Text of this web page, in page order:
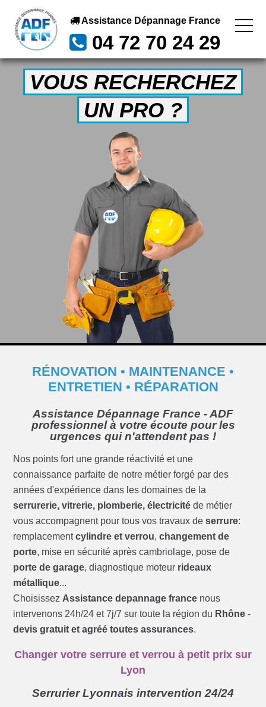
Assistance Dépannage France
04 72 70 24 29
VOUS RECHERCHEZ
UN PRO ?
RÉNOVATION • MAINTENANCE •
ENTRETIEN • RÉPARATION
Assistance Dépannage France -ADF
professionnel à votre écoute pour les
urgences qui n'attendent pas !
Nos points fort une grande réactivité et une
connaissance parfaite de notre métier forgé par des
années d'expérience dans les domaines de la
serrurerie, vitrerie, plomberie, électricité de métier
vous accompagnent pour tous vos travaux deserrure:
remplacementcylindre et verrou,changement de
porte, mise en sécurité après cambriolage, pose de
porte de garage, diagnostique moteur rideaux
métallique...
ChoisissezAssistance depannage france nous
intervenons 24h/24 et 7j/7 sur toute la région du Rhône -
devis gratuit et agréé toutes assurances.
Changer votre serrure et verrou à petit prix sur
Lyon
Serrurier Lyonnais intervention 24/24